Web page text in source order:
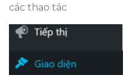
các thao tác